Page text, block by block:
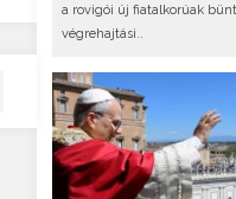
a rovigói új fiatalkorúak
végrehajtási..